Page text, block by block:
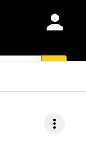
person
more_vert